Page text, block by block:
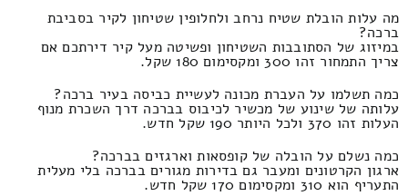
מה עלות הובלת שטיח נרחב ולחלופין שטיחון לקיר בסביבת
ברכה?
במיזוג של הסתובבות השטיחון ופשיטה מעל קיר דירתכם אם
צריך התמחור זהו 300 ומקסימום 180 שקל.
כמה תשלמו על העברת מכונה לעשיית כביסה בעיר ברכה?
עלותה של שינוע של מכשיר לכיבוס בברכה דרך השכרת מנוף
העלות זהו 370 ולכל היותר 190 שקל חדש.
כמה נשלם על הובלה של קופסאות וארגזים בברכה?
ארגון הקרטונים ומעבר גם בדירות מגורים בברכה בלי מעלית
התעריף הוא 310 ומקסימום 170 שקל חדש.